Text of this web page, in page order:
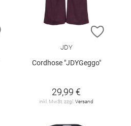
ZUR WUNSCHLISTE HINZUFÜGEN
ZUR
JDY
Cordhose "JDYGeggo"
29,99 €
inkl. MwSt. zzgl. Versand